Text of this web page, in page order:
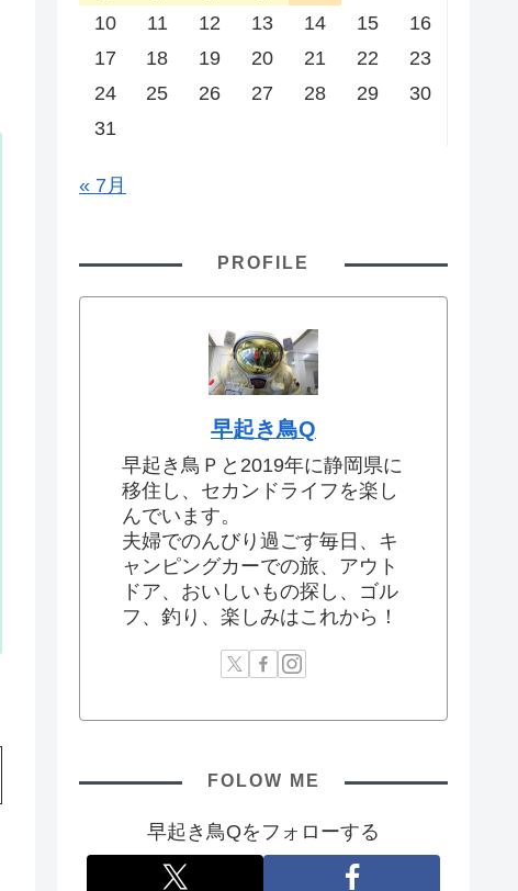
10
11 12 13 14 15
16
17
18 19 20 21 22
23
24
25 26 27 28 29
30
31
« 7月
PROFILE
早起き鳥Q
早起き鳥Ｐと2019年に静岡県に
移住し、セカンドライフを楽し
んでいます。
夫婦でのんびり過ごす毎日、キ
ャンピングカーでの旅、アウト
ドア、おいしいもの探し、ゴル
フ、釣り、楽しみはこれから！
FOLOW ME
早起き鳥Qをフォローする